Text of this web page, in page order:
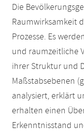
Die
Raumwirksamkeit
Prozesse. Es
und raumzeitliche
ihrer Struktur und
Maßstabsebenen
analysiert, erklärt
erhalten einen
Erkenntnisstand